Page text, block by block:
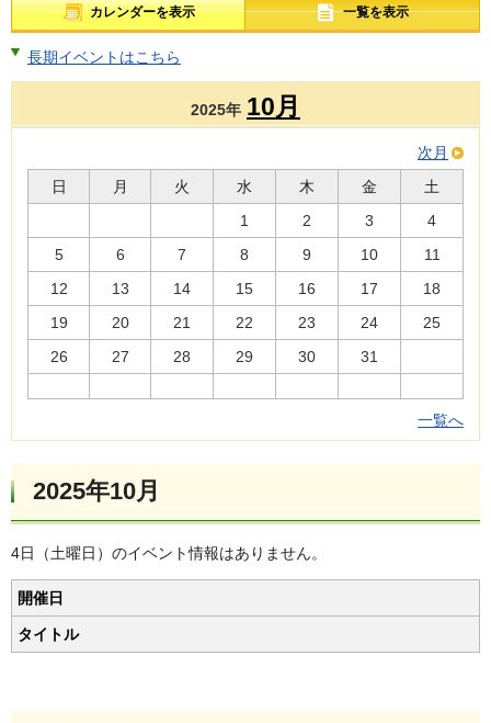
カレンダーを表示 一覧を表示
長期イベントはこちら
2025年 10月
次月
日
月 火 水 木 金
土
1
2 3
4
5
6 7 8 9 10
11
12
13 14 15 16 17
18
19
20 21 22 23 24
25
26
27 28 29 30 31
一覧へ
2025年10月
4日（土曜日）のイベント情報はありません。
開催日
タイトル